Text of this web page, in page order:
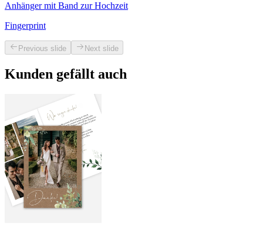
Anhänger mit Band zur Hochzeit
Fingerprint
Previous slide Next slide
Kunden gefällt auch